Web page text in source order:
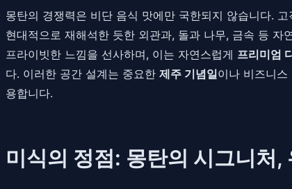
몽탄의 경쟁력은 비단 음식 맛에만 국한되지 않습니다.
현대적으로 재해석한 듯한 외관과, 돌과 나무, 금속 등
프라이빗한 느낌을 선사하며, 이는 자연스럽게 프리미엄
다. 이러한 공간 설계는 중요한 제주 기념일이나 비즈니
용합니다.
미식의 정점: 몽탄의 시그니처,